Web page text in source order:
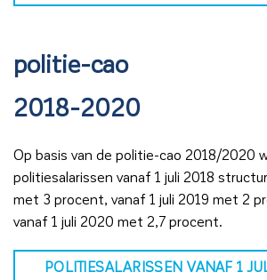
politie-cao
2018-2020
Op basis van de politie-cao 2018/2020
politiesalarissen vanaf 1 juli 2018
met 3 procent, vanaf 1 juli 2019 met 2
vanaf 1 juli 2020 met 2,7 procent.
POLITIESALARISSEN VANAF 1